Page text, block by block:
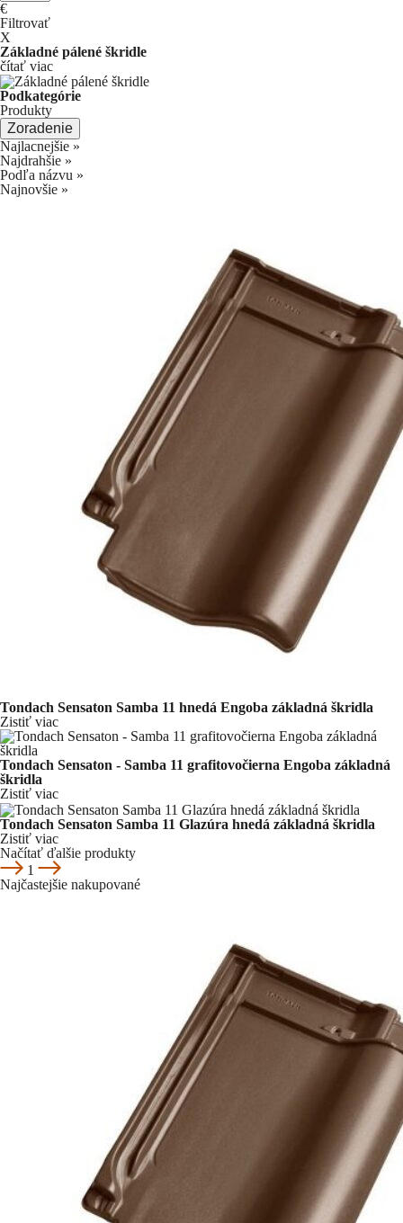
€
Filtrovať
X
Základné pálené škridle
čítať viac
Podkategórie
Produkty
Zoradenie
Najlacnejšie »
Najdrahšie »
Podľa názvu »
Najnovšie »
Tondach Sensaton Samba 11 hnedá Engoba základná škridla
Zistiť viac
Tondach Sensaton - Samba 11 grafitovočierna Engoba základná
škridla
Zistiť viac
Tondach Sensaton Samba 11 Glazúra hnedá základná škridla
Zistiť viac
Načítať ďalšie produkty
1
Najčastejšie nakupované